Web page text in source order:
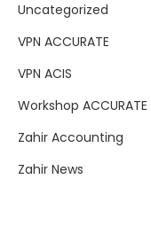
Uncategorized
VPN ACCURATE
VPN ACIS
Workshop ACCURATE
Zahir Accounting
Zahir News